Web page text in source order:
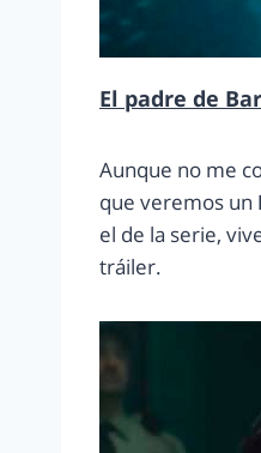
El padre de
Aunque no me
que veremos un
el de la serie,
tráiler.